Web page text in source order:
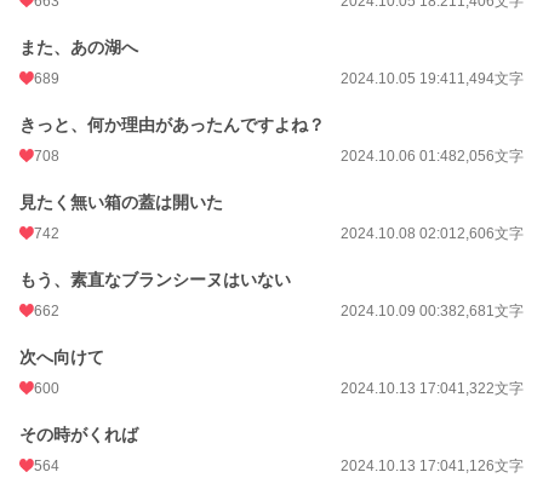
累計ポイント 1,685,863 pt (3,412 位)
また、あの湖へ
689 2024.10.05 19:411,494文字
きっと、何か理由があったんですよね？
708 2024.10.06 01:482,056文字
見たく無い箱の蓋は開いた
742 2024.10.08 02:012,606文字
もう、素直なブランシーヌはいない
662 2024.10.09 00:382,681文字
次へ向けて
600 2024.10.13 17:041,322文字
その時がくれば
564 2024.10.13 17:041,126文字